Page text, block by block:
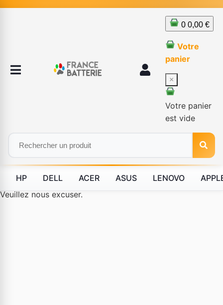
0 0,00 €
Votre
panier
×
Votre panier
est vide
HP DELL ACER ASUS LENOVO
Le produit #BLD--12232 n'est plus disponible à la vente.
Veuillez nous excuser.